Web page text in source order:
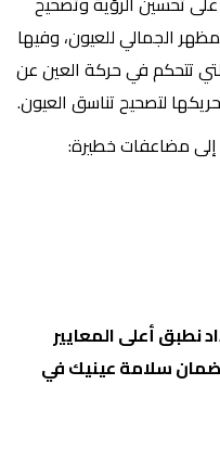
الجمالي للعيون، وفيها
تتحكم في حركة العين عن
لتصحيح تناسق العيون.
مضاعفات خطيرة:
نطبق أعلى المعايير
سلامة عينيك في